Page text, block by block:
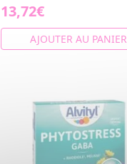
13,72€
AJOUTER AU PANIER